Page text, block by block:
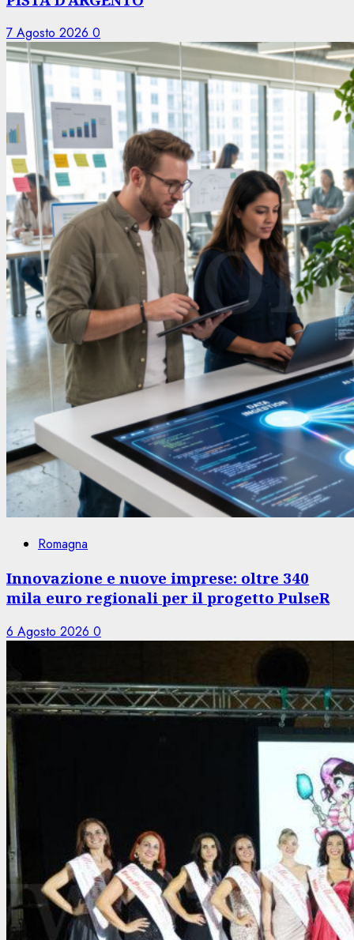
7 Agosto 2026 0
Romagna
Innovazione e nuove imprese: oltre 340
mila euro regionali per il progetto PulseR
6 Agosto 2026 0